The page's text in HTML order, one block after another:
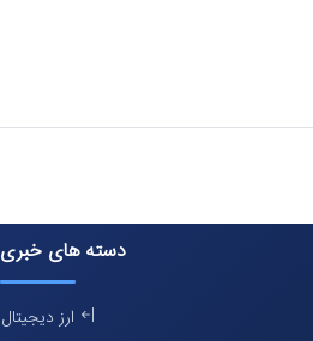
دسته های خبری
ارز دیجیتال